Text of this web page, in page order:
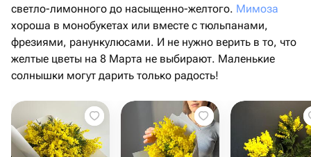
светло-лимонного до насыщенно-желтого. Мимоза
хороша в монобукетах или вместе с тюльпанами,
фрезиями, ранункулюсами. И не нужно верить в то, что
желтые цветы на 8 Марта не выбирают. Маленькие
солнышки могут дарить только радость!